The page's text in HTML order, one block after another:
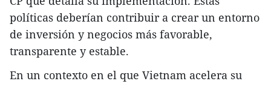
políticas deberían contribuir a crear un entorno
de inversión y negocios más favorable,
transparente y estable.
En un contexto en el que Vietnam acelera su